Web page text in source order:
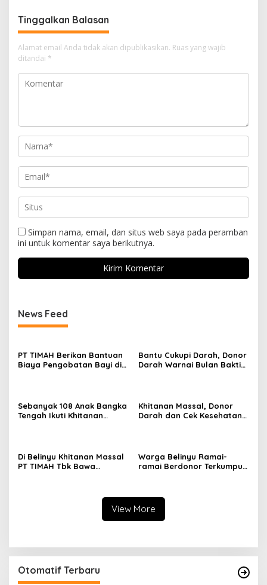
Tinggalkan Balasan
Alamat email Anda tidak akan dipublikasikan. Ruas yang wajib
ditandai *
Simpan nama, email, dan situs web saya pada peramban
ini untuk komentar saya berikutnya.
News Feed
PT TIMAH Berikan Bantuan
Biaya Pengobatan Bayi di
Bantu Cukupi Darah, Donor
Darah Warnai Bulan Bakti
Sebanyak 108 Anak Bangka
Tengah Ikuti Khitanan
Khitanan Massal, Donor
Darah dan Cek Kesehatan
Di Belinyu Khitanan Massal
PT TIMAH Tbk Bawa
Warga Belinyu Ramai-
ramai Berdonor Terkumpul
View More
Otomatif Terbaru